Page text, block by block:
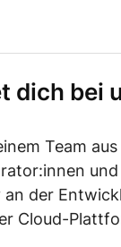
dich bei
Team
der
Cloud-